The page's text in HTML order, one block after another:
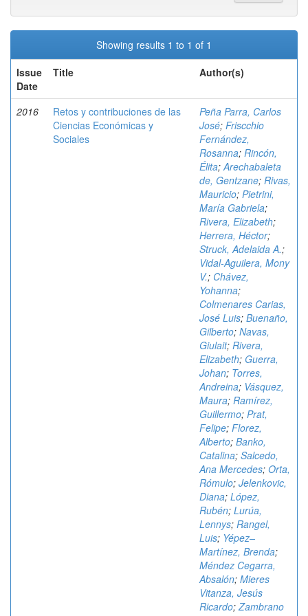
Showing results 1 to 1 of 1
Issue
Date
Title Author(s)
2016
Retos y contribuciones de las
Ciencias Económicas y
Sociales
Peña Parra, Carlos
José; Friscchio
Fernández,
Rosanna; Rincón,
Élita;Arechabaleta
de, Gentzane; Rivas,
Mauricio; Pietrini,
María Gabriela;
Rivera, Elizabeth;
Herrera, Héctor;
Struck, Adelaida A.;
Vidal-Aguilera, Mony
V.; Chávez,
Yohanna;
Colmenares Carias,
José Luis; Buenaño,
Gilberto; Navas,
Giulait; Rivera,
Elizabeth; Guerra,
Johan; Torres,
Andreina; Vásquez,
Maura; Ramírez,
Guillermo; Prat,
Felipe; Florez,
Alberto; Banko,
Catalina; Salcedo,
Ana Mercedes; Orta,
Rómulo; Jelenkovic,
Diana; López,
Rubén; Lurúa,
Lennys; Rangel,
Luis; Yépez–
Martínez, Brenda;
Méndez Cegarra,
Absalón; Mieres
Vitanza, Jesús
Ricardo;Zambrano